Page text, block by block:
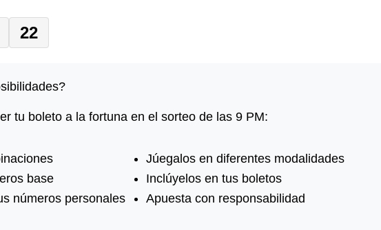
22
tu boleto a la fortuna en el sorteo de las 9 PM:
base
números personales
Júegalos en diferentes modalidades
Inclúyelos en tus boletos
Apuesta con responsabilidad